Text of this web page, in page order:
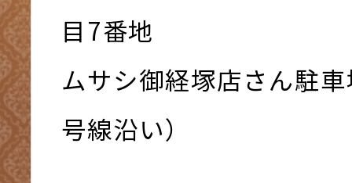
⽬7番地
ムサシ御経塚店さん駐
号線沿い）